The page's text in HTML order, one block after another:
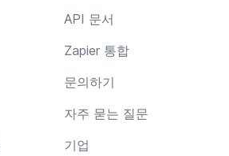
API 문서
Zapier 통합
문의하기
자주 묻는 질문
기업